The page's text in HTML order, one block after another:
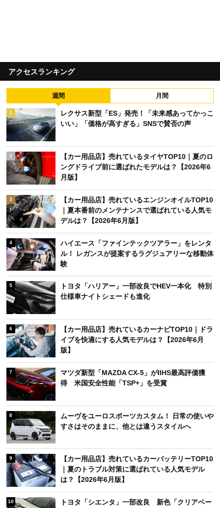
アクセスランキング
週間 月間
1
レクサス新型「ES」発売！「未来感あってかっこ
いい」「価格が高すぎる」SNSで賛否の声
2
【カー用品店】売れているタイヤTOP10｜夏のロ
ングドライブ前に選ばれたモデルは？【2026年6
月版】
3
【カー用品店】売れているエンジンオイルTOP10
｜夏本番前のメンテナンスで選ばれている人気モ
デルは？【2026年6月版】
4
ハイエース「ファインテックツアラー」をレンタ
ル！ レガンスが提案するラグジュアリーな移動体
験
5
トヨタ「ハリアー」一部改良でHEV一本化 特別
仕様車ナイトシェードも進化
6
【カー用品店】売れているカーナビTOP10｜ドラ
イブを快適にする人気モデルは？【2026年6月
版】
7
マツダ新型「MAZDA CX-5」がIIHS最高評価獲
得 米国安全性能「TSP+」を受賞
8
ムーヴをユーロスポーツカスタム！ 日常の使いや
すさはそのままに、他とは違うスタイルへ
9
【カー用品店】売れているカーバッテリーTOP10
｜夏のトラブル対策に選ばれている人気モデル
は？【2026年6月版】
10
トヨタ「シエンタ」一部改良 新色「クリアベー